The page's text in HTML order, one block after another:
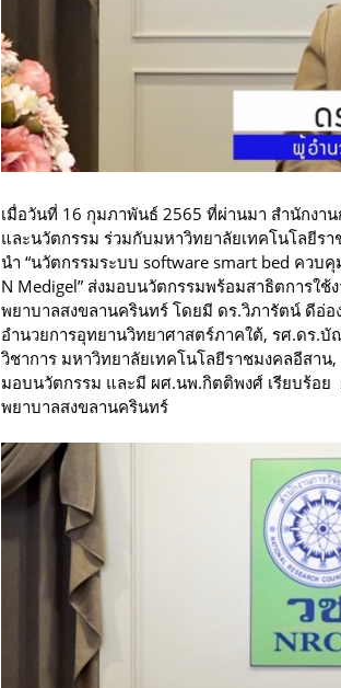
เมื่อวันที่ 16 กุมภาพันธ์ 2565 ที่ผ่านมา สำนักงา
และนวัตกรรม ร่วมกับมหาวิทยาลัยเทคโนโลยีร
นำ “นวัตกรรมระบบ software smart bed ควบ
N Medigel” ส่งมอบนวัตกรรมพร้อมสาธิตการใ
พยาบาลสงขลานครินทร์ โดยมี ดร.วิภารัตน์ ดีอ่
อำนวยการอุทยานวิทยาศาสตร์ภาคใต้, รศ.ดร.
วิชาการ มหาวิทยาลัยเทคโนโลยีราชมงคลอีสา
มอบนวัตกรรม และมี ผศ.นพ.กิตติพงศ์ เรียบร้อ
พยาบาลสงขลานครินทร์